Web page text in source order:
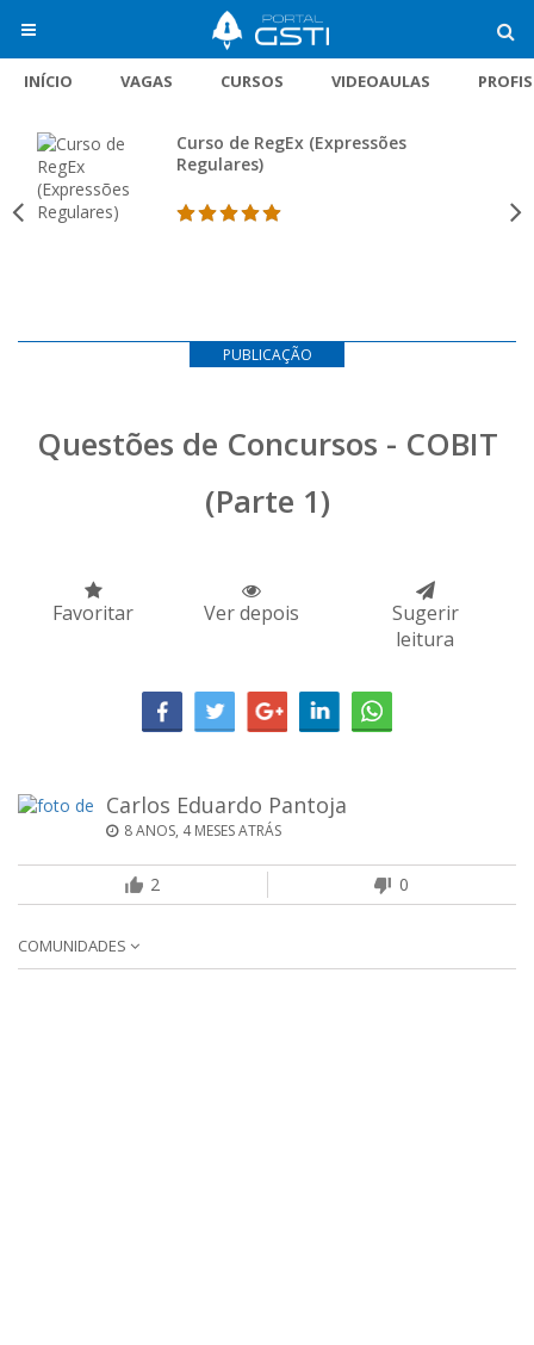
INÍCIO VAGAS CURSOS VIDEOAULAS
Curso de RegEx (Expressões
Regulares)
PUBLICAÇÃO
Questões de Concursos - COBIT
(Parte 1)
Favoritar Ver depois
Sugerir
leitura
Carlos Eduardo Pantoja
8 ANOS, 4 MESES ATRÁS
2 0
COMUNIDADES